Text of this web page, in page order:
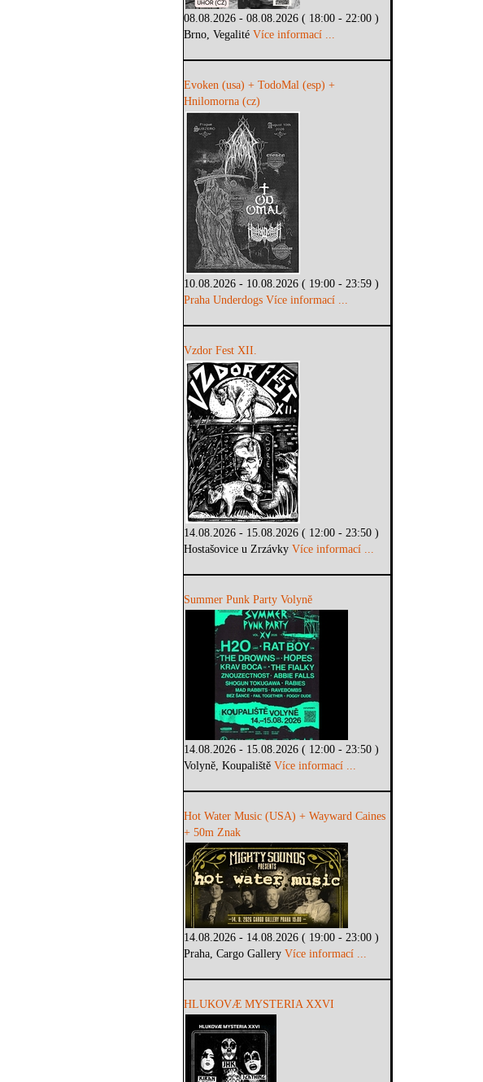
08.08.2026 - 08.08.2026 ( 18:00 - 22:00 )
Brno, VegalitéVíce informací ...
Evoken (usa) + TodoMal (esp) +
Hnilomorna (cz)
10.08.2026 - 10.08.2026 ( 19:00 - 23:59 )
Praha Underdogs Více informací ...
Vzdor Fest XII.
14.08.2026 - 15.08.2026 ( 12:00 - 23:50 )
Hostašovice u ZrzávkyVíce informací ...
Summer Punk Party Volyně
14.08.2026 - 15.08.2026 ( 12:00 - 23:50 )
Volyně, KoupalištěVíce informací ...
Hot Water Music (USA) + Wayward Caines
+ 50m Znak
14.08.2026 - 14.08.2026 ( 19:00 - 23:00 )
Praha, Cargo GalleryVíce informací ...
HLUKOVÆ MYSTERIA XXVI